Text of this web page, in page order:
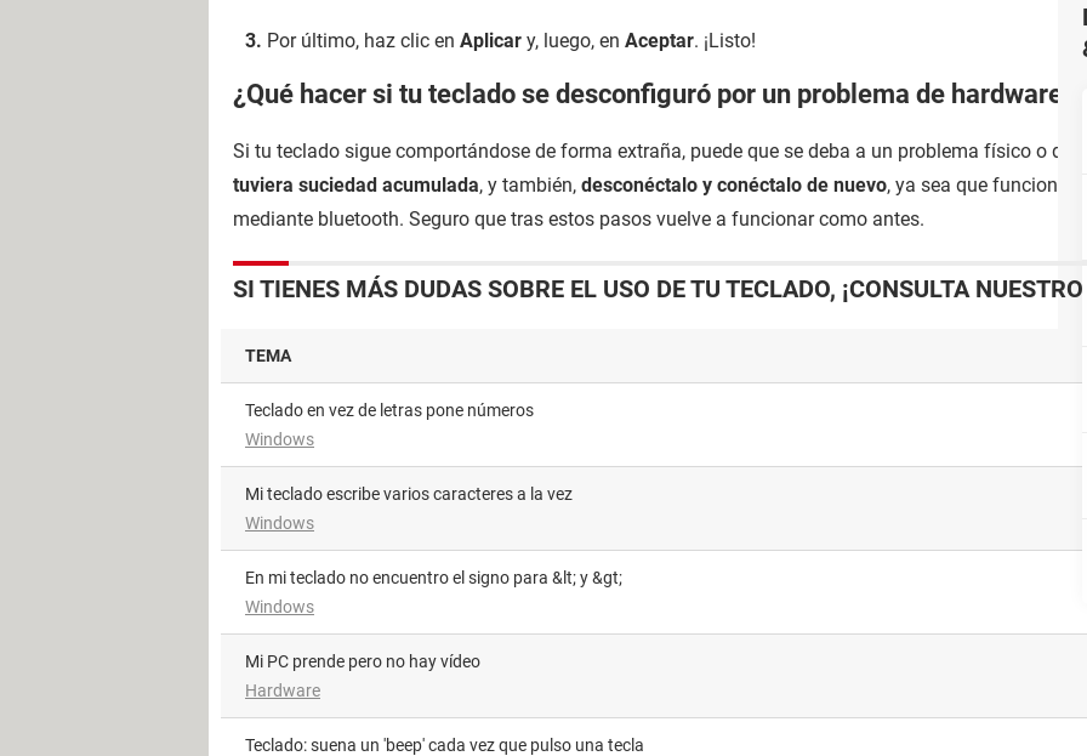
Por último, haz clic en Aplicar y, luego, en Aceptar. ¡Listo!
¿Qué hacer si tu teclado se desconfiguró por un problema de hardware?
Si tu teclado sigue comportándose de forma extraña, puede que se deba a un problema físico o de
tuviera suciedad acumulada, y también, desconéctalo y conéctalo de nuevo, ya sea que funcione
mediante bluetooth. Seguro que tras estos pasos vuelve a funcionar como antes.
SI TIENES MÁS DUDAS SOBRE EL USO DE TU TECLADO, ¡CONSULTA NUESTRO
TEMA
Teclado en vez de letras pone números
Windows
Mi teclado escribe varios caracteres a la vez
Windows
En mi teclado no encuentro el signo para &lt; y &gt;
Windows
Mi PC prende pero no hay vídeo
Hardware
Teclado: suena un 'beep' cada vez que pulso una tecla